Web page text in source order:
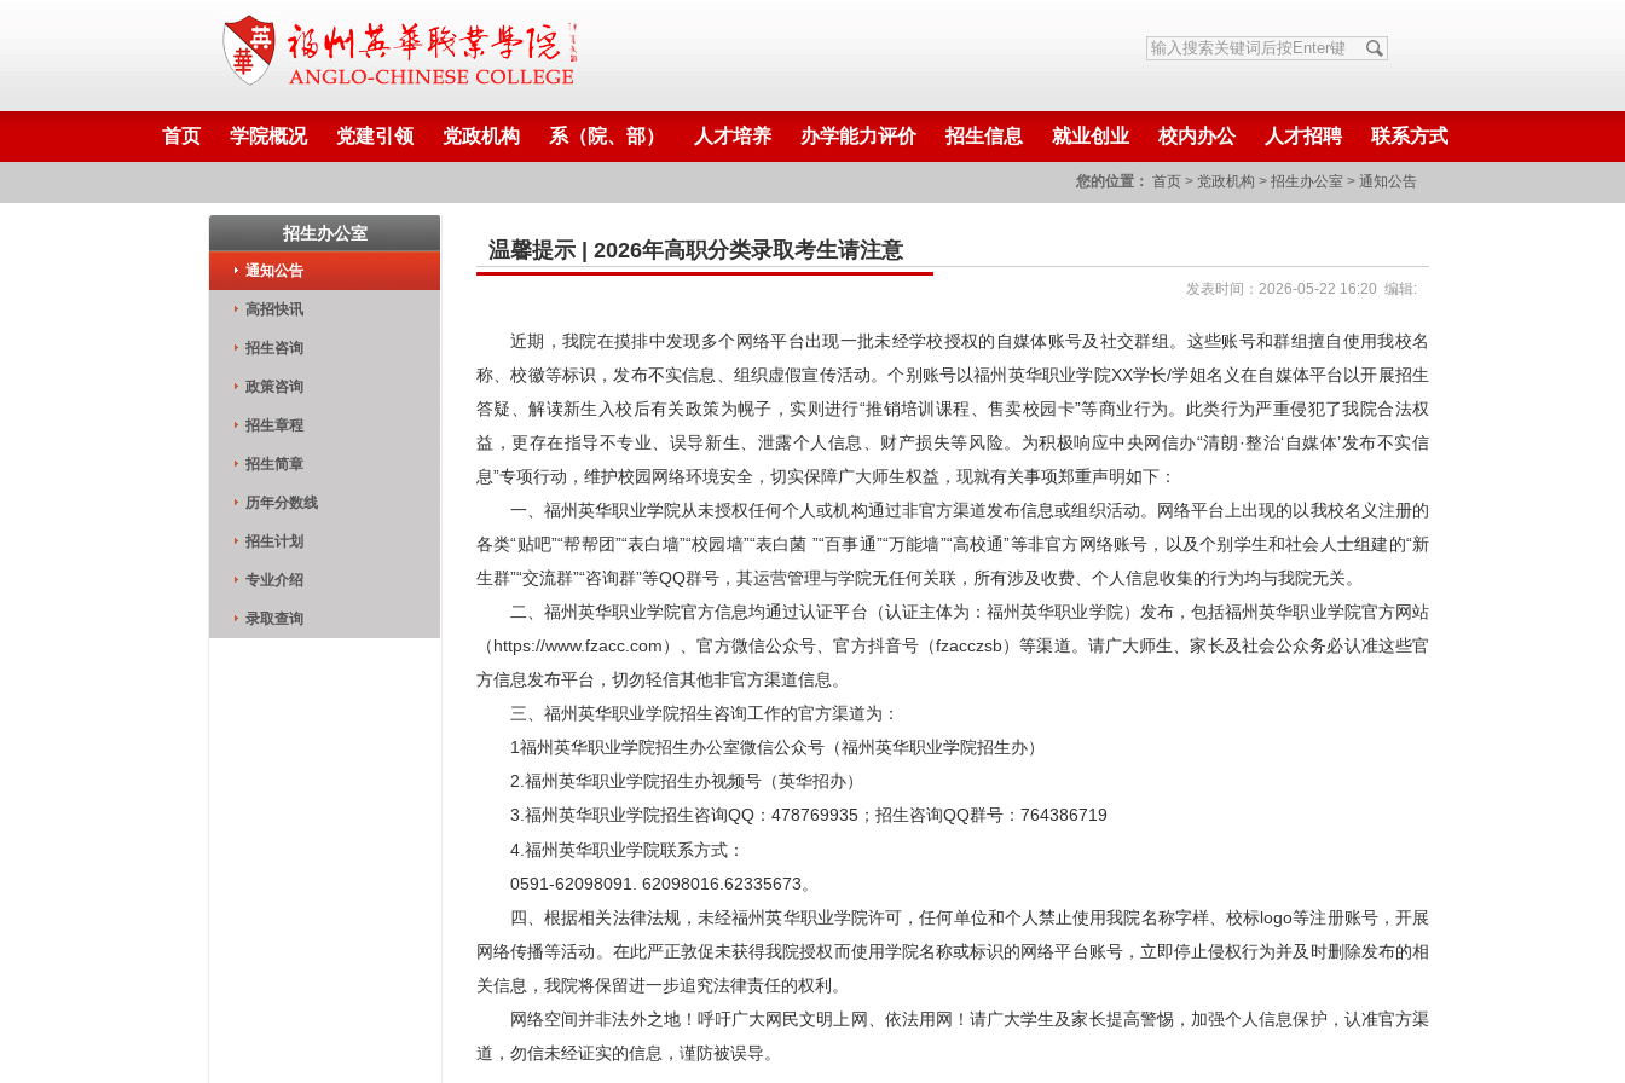
首页 学院概况 党建引领 党政机构 系（院、部） 人才培养 办学能力评价 招生信息 就业创业 校内办公 人才招聘 联系方式
您的位置： 首页 > 党政机构 > 招生办公室 > 通知公告
招生办公室
通知公告
高招快讯
招生咨询
政策咨询
招生章程
招生简章
历年分数线
招生计划
专业介绍
录取查询
温馨提示 | 2026年高职分类录取考生请注意
发表时间：2026-05-22 16:20 编辑:
近期，我院在摸排中发现多个网络平台出现一批未经学校授权的自媒体账号及社交群组。这些账号和群组擅自使用我校名
称、校徽等标识，发布不实信息、组织虚假宣传活动。个别账号以福州英华职业学院XX学长/学姐名义在自媒体平台以开展招生
答疑、解读新生入校后有关政策为幌子，实则进行“推销培训课程、售卖校园卡”等商业行为。此类行为严重侵犯了我院合法权
益，更存在指导不专业、误导新生、泄露个人信息、财产损失等风险。为积极响应中央网信办“清朗·整治‘自媒体’发布不实信
息”专项行动，维护校园网络环境安全，切实保障广大师生权益，现就有关事项郑重声明如下：
一、福州英华职业学院从未授权任何个人或机构通过非官方渠道发布信息或组织活动。网络平台上出现的以我校名义注册的
各类“贴吧”“帮帮团”“表白墙”“校园墙”“表白菌 ”“百事通”“万能墙”“高校通”等非官方网络账号，以及个别学生和社会人士组建的“新
生群”“交流群”“咨询群”等QQ群号，其运营管理与学院无任何关联，所有涉及收费、个人信息收集的行为均与我院无关。
二、福州英华职业学院官方信息均通过认证平台（认证主体为：福州英华职业学院）发布，包括福州英华职业学院官方网站
（https://www.fzacc.com）、官方微信公众号、官方抖音号（fzacczsb）等渠道。请广大师生、家长及社会公众务必认准这些官
方信息发布平台，切勿轻信其他非官方渠道信息。
三、福州英华职业学院招生咨询工作的官方渠道为：
1福州英华职业学院招生办公室微信公众号（福州英华职业学院招生办）
2.福州英华职业学院招生办视频号（英华招办）
3.福州英华职业学院招生咨询QQ：478769935；招生咨询QQ群号：764386719
4.福州英华职业学院联系方式：
0591-62098091. 62098016.62335673。
四、根据相关法律法规，未经福州英华职业学院许可，任何单位和个人禁止使用我院名称字样、校标logo等注册账号，开展
网络传播等活动。在此严正敦促未获得我院授权而使用学院名称或标识的网络平台账号，立即停止侵权行为并及时删除发布的相
关信息，我院将保留进一步追究法律责任的权利。
网络空间并非法外之地！呼吁广大网民文明上网、依法用网！请广大学生及家长提高警惕，加强个人信息保护，认准官方渠
道，勿信未经证实的信息，谨防被误导。